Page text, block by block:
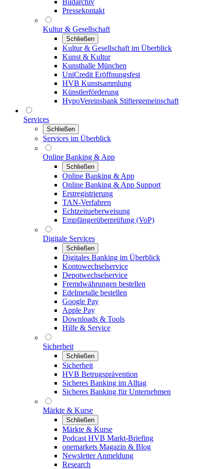
Bildarchiv
Pressekontakt
Kultur & Gesellschaft
Schließen
Kultur & Gesellschaft im Überblick
Kunst & Kultur
Kunsthalle München
UniCredit Eröffnungsfest
HVB Kunstsammlung
Künstlerförderung
HypoVereinsbank Stiftergemeinschaft
Services
Schließen
Services im Überblick
Online Banking & App
Schließen
Online Banking & App
Online Banking & App Support
Erstregistrierung
TAN-Verfahren
Echtzeitueberweisung
Empfängerüberprüfung (VoP)
Digitale Services
Schließen
Digitales Banking im Überblick
Kontowechselservice
Depotwechselservice
Fremdwährungen bestellen
Edelmetalle bestellen
Google Pay
Apple Pay
Downloads & Tools
Hilfe & Service
Sicherheit
Schließen
Sicherheit
HVB Betrugsprävention
Sicheres Banking im Alltag
Sicheres Banking für Unternehmen
Märkte & Kurse
Schließen
Märkte & Kurse
Podcast HVB Markt-Briefing
onemarkets Magazin & Blog
Newsletter Anmeldung
Research